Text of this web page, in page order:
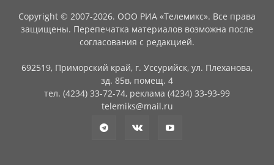
Copyright © 2007-2026. ООО РИА «Телемикс». Все права
защищены. Перепечатка материалов возможна после
согласования с редакцией.
692519, Приморский край, г. Уссурийск, ул. Плеханова,
зд. 85в, помещ. 4
тел. (4234) 33-72-74, реклама (4234) 33-93-99
telemiks@mail.ru